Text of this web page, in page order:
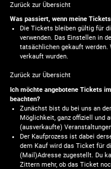
Zurück zur Übersicht
Was passiert, wenn meine
Die Tickets bleiben gültig für
verwenden. Das Einstellen in
tatsächlichen gekauft werden.
verkauft wurden.
Zurück zur Übersicht
Ich möchte angebotene Tickets
beachten?
Zunächst bist du bei uns an
Möglichkeit, ganz offiziell und
(ausverkaufte)
Der Kaufprozess ist dabei
dem Kauf wird das Ticket für
(Mail)Adresse zugestellt. Du
Zittern mehr, ob das Ticket